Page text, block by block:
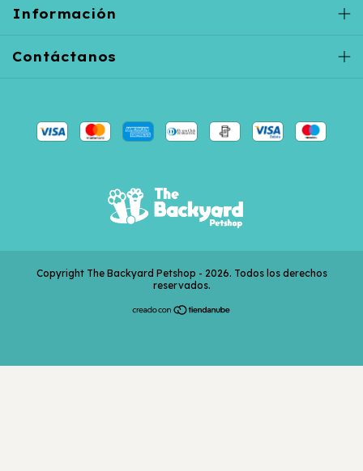
Información
Contáctanos
Copyright The Backyard Petshop - 2026. Todos los derechos
reservados.